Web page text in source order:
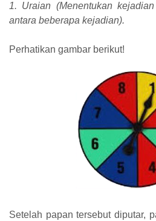
1. Uraian (Menentukan
antara beberapa kejadian).
Perhatikan gambar berikut!
Setelah papan tersebut diputar,